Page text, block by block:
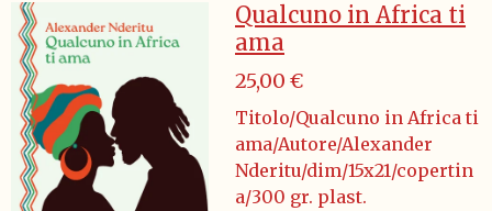
Qualcuno in Africa ti
ama
25,00 €
Titolo/Qualcuno in Africa ti
ama/Autore/Alexander
Nderitu/dim/15x21/copertin
a/300 gr. plast.